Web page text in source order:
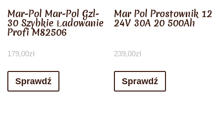
Mar-Pol Mar-Pol Gzl-
30 Szybkie Ładowanie
Profi M82506
179,00zł
Sprawdź
Mar Pol Prostownik 12
24V 30A 20 500Ah
239,00zł
Sprawdź